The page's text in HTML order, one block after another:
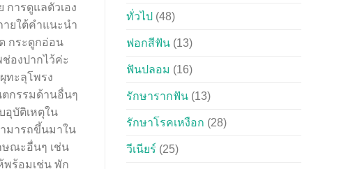
ารดูแลตัวเอง
ยใต้คำแนะนำ
กระดูกอ่อน
องปากไว้ค่ะ
ทะลุโพรง
กรรมด้านอื่นๆ
อุบัติเหตุใน
มารถขึ้นมาใน
ษณะอื่นๆ เช่น
พร้อมเช่น พัก
ทั่วไป (48)
ฟอกสีฟัน(13)
ฟันปลอม (16)
รักษารากฟัน(13)
รักษาโรคเหงือก (28)
วีเนียร์ (25)